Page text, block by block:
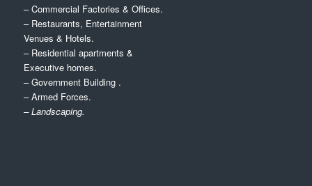
– Commercial Factories & Offices.
– Restaurants, Entertainment
Venues & Hotels.
– Residential apartments &
Executive homes.
– Government Building .
– Armed Forces.
– Landscaping.